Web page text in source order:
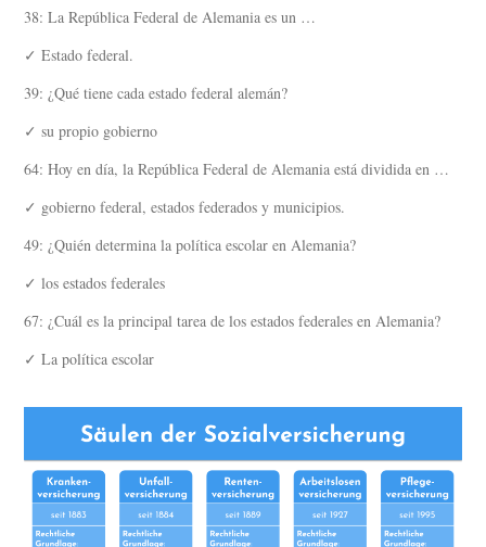
38: La República Federal de Alemania es un …
✓ Estado federal.
39: ¿Qué tiene cada estado federal alemán?
✓ su propio gobierno
64: Hoy en día, la República Federal de Alemania está dividida en …
✓ gobierno federal, estados federados y municipios.
49: ¿Quién determina la política escolar en Alemania?
✓ los estados federales
67: ¿Cuál es la principal tarea de los estados federales en Alemania?
✓ La política escolar